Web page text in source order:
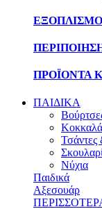
ΠΡΟΪΟΝΤΑ
ΠΑΙΔΙΚΑ
Τσάντες
Νύχια
Παιδικά
Αξεσουάρ